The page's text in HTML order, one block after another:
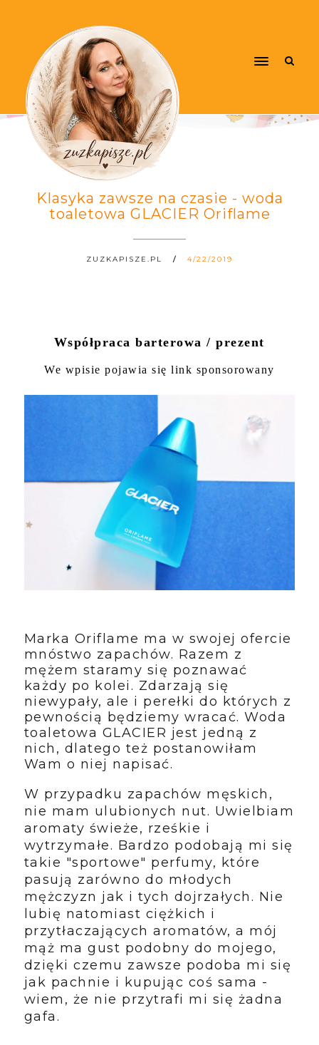
Klasyka zawsze na czasie - woda
toaletowa GLACIER Oriflame
ZUZKAPISZE.PL 4/22/2019
Współpraca barterowa / prezent
We wpisie pojawia się link sponsorowany
Marka Oriflame ma w swojej ofercie
mnóstwo zapachów. Razem z
mężem staramy się poznawać
każdy po kolei. Zdarzają się
niewypały, ale i perełki do których z
pewnością będziemy wracać. Woda
toaletowa GLACIER jest jedną z
nich, dlatego też postanowiłam
Wam o niej napisać.
W przypadku zapachów męskich,
nie mam ulubionych nut. Uwielbiam
aromaty świeże, rześkie i
wytrzymałe. Bardzo podobają mi się
takie "sportowe" perfumy, które
pasują zarówno do młodych
mężczyzn jak i tych dojrzałych. Nie
lubię natomiast ciężkich i
przytłaczających aromatów, a mój
mąż ma gust podobny do mojego,
dzięki czemu zawsze podoba mi się
jak pachnie i kupując coś sama -
wiem, że nie przytrafi mi się żadna
gafa.